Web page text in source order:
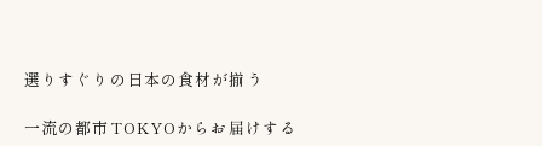
選りすぐりの日本の食材が揃う
一流の都市TOKYOからお届けする